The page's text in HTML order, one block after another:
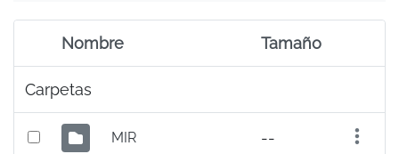
Elemento seleccionado
Nombre Tamaño
Carpetas
MIR --